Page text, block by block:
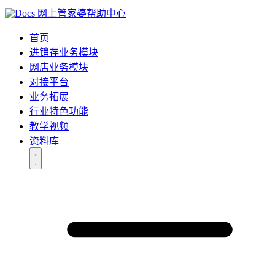
网上管家婆帮助中心
首页
进销存业务模块
网店业务模块
对接平台
业务拓展
行业特色功能
教学视频
资料库